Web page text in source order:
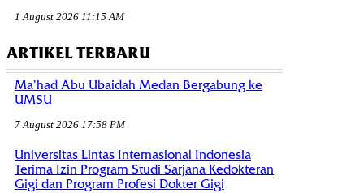
1 August 2026 11:15 AM
ARTIKEL TERBARU
Ma’had Abu Ubaidah Medan Bergabung ke
UMSU
7 August 2026 17:58 PM
Universitas Lintas Internasional Indonesia
Terima Izin Program Studi Sarjana Kedokteran
Gigi dan Program Profesi Dokter Gigi